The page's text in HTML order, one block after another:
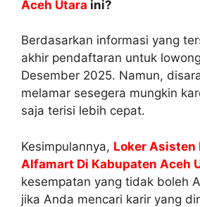
Aceh Utara ini?
Berdasarkan informasi yang
akhir pendaftaran untuk
Desember 2025. Namun,
melamar sesegera mungkin
saja terisi lebih cepat.
Kesimpulannya, Loker Asisten
Alfamart Di Kabupaten Aceh
kesempatan yang tidak boleh
jika Anda mencari karir yang